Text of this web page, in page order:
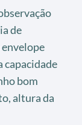
de
capacidade
bom
altura da